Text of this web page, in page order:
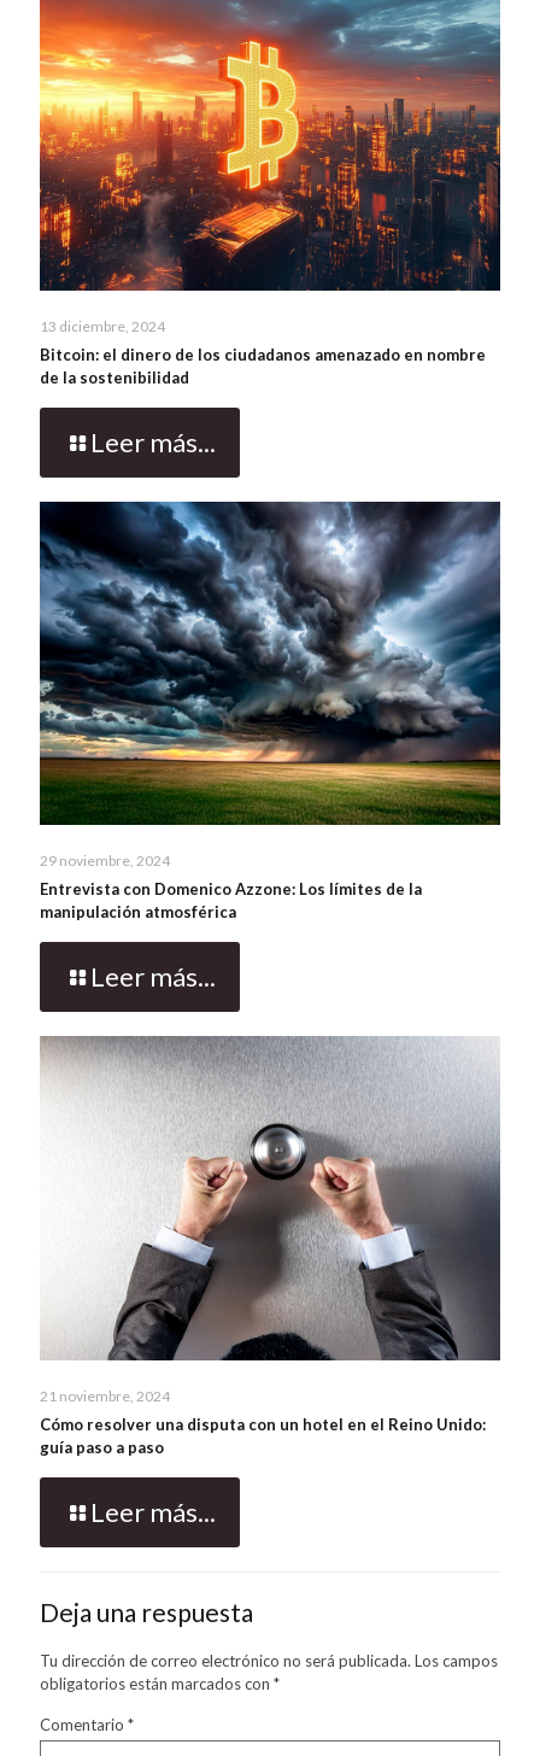
13 diciembre, 2024
Bitcoin: el dinero de los ciudadanos amenazado en nombre
de la sostenibilidad
Leer más...
29 noviembre, 2024
Entrevista con Domenico Azzone: Los límites de la
manipulación atmosférica
Leer más...
21 noviembre, 2024
Cómo resolver una disputa con un hotel en el Reino Unido:
guía paso a paso
Leer más...
Deja una respuesta
Tu dirección de correo electrónico no será publicada. Los campos
obligatorios están marcados con *
Comentario *